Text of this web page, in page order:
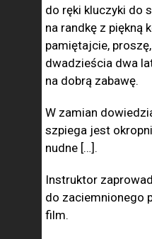
do ręki kluczyki do
na randkę z piękną
pamiętajcie,
dwadzieścia dwa
na dobrą zabawę.
W zamian
szpiega jest
nudne […].
Instruktor
do zaciemnionego
film.